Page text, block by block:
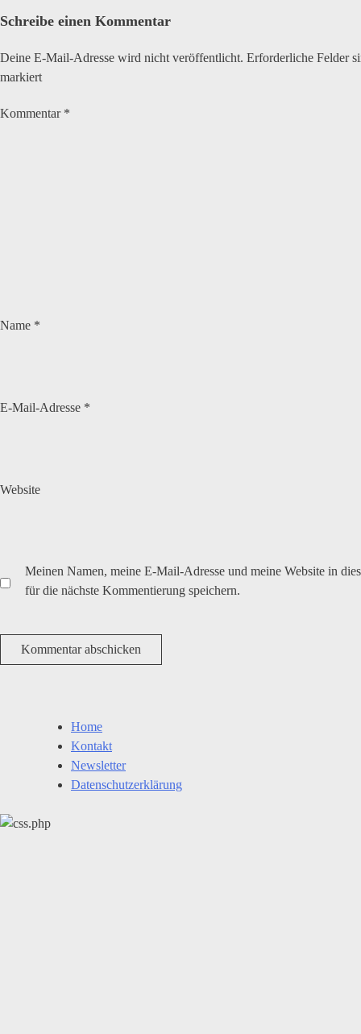
Schreibe einen Kommentar
Deine E-Mail-Adresse wird nicht veröffentlicht. Erforderliche Felder
markiert
Kommentar *
Name *
E-Mail-Adresse *
Website
Meinen Namen, meine E-Mail-Adresse und meine Website in
für die nächste Kommentierung speichern.
Home
Kontakt
Newsletter
Datenschutzerklärung